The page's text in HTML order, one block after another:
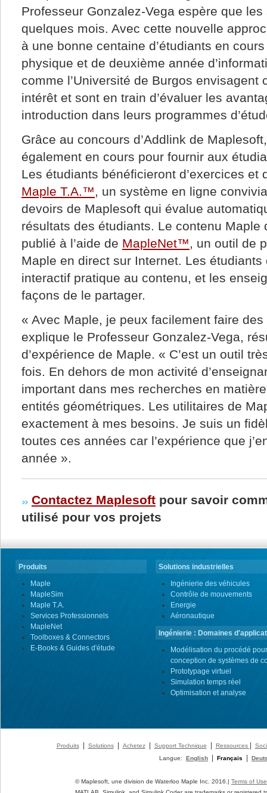
Professeur Gonzalez-Vega espère que
quelques mois. Avec cette nouvelle
à une bonne centaine d’étudiants en
physique et de deuxième année
comme l’Université de Burgos envisagent
intérêt et sont en train d’évaluer les
introduction dans leurs programmes
Grâce au concours d’Addlink de
également en cours pour fournir aux
Les étudiants bénéficieront d’exercices et
Maple T.A.™ , un système en ligne
devoirs de Maplesoft qui évalue
résultats des étudiants. Le contenu Maple
publié à l’aide de MapleNet™ , un outil de
Maple en direct sur Internet. Les étudiants
interactif pratique au contenu, et les
façons de le partager.
« Avec Maple, je peux facilement faire
explique le Professeur Gonzalez-Vega,
d’expérience de Maple. « C’est un outil
fois. En dehors de mon activité
important dans mes recherches en
entités géométriques. Les utilitaires de
exactement à mes besoins. Je suis un
toutes ces années car l’expérience que
année ».
Contactez Maplesoft pour savoir
utilisé pour vos projets
Produits
Maple
MapleSim
Maple T.A.
Services Professionnels
MapleNet
Toolboxes & Connectors
E-Books & Guides d'étude
Solutions industrielles
Ingénierie des véhicules
Contrôle de mouvements
Energie
Aéronautique
Ingénierie : Domaines
Modélisation du procédé
conception de systèmes de
Prototypage virtuel
Simulation temps réel
Optimisation et analyse
Produits| Solutions| Achetez| Support Technique | Ressources |
Langue:
English | Français |
© Maplesoft, une division de Waterloo Maple Inc. 2016.| Terms of Use